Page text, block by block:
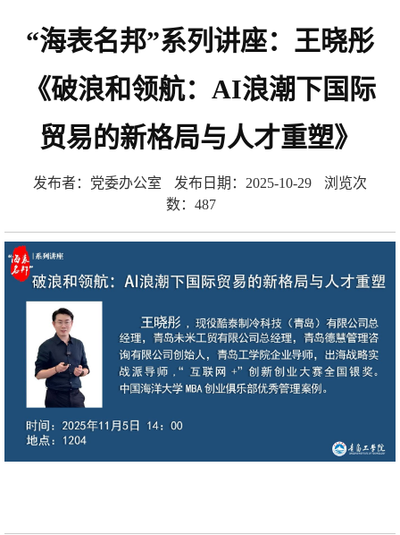
“海表名邦”系列讲座：王晓彤
《破浪和领航：AI浪潮下国际
贸易的新格局与人才重塑》
发布者：党委办公室 发布日期：2025-10-29
浏览次
数： 487